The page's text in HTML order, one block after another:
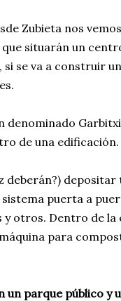
Zubieta nos
situarán un
se va a construir
de una edificación.
deberán?) depositar
puerta a
otros. Dentro de la
para
un parque público y